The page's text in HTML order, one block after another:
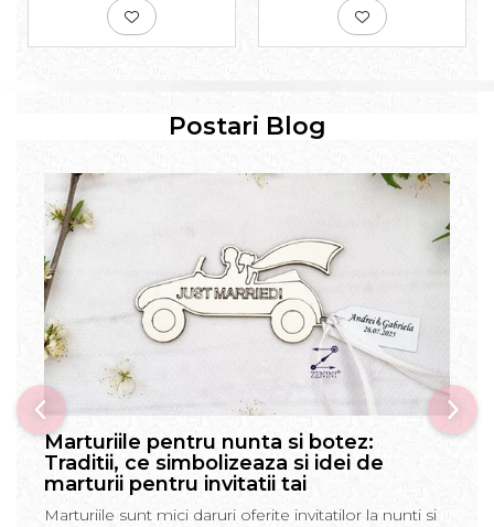
Postari Blog
Marturiile pentru nunta si botez:
Traditii, ce simbolizeaza si idei de
marturii pentru invitatii tai
Marturiile sunt mici daruri oferite invitatilor la nunti si